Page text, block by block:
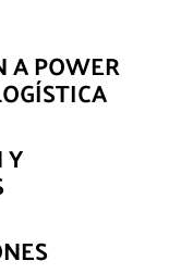
A POWER